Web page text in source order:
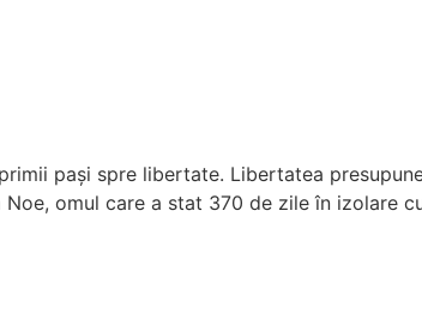
pași spre libertate. Libertatea
omul care a stat 370 de zile în izolare